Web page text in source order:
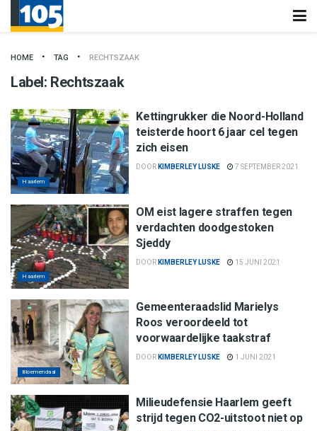
HOME TAG RECHTSZAAK
Label: Rechtszaak
Haarlem
Kettingrukker die Noord-Holland
teisterde hoort 6 jaar cel tegen
zich eisen
DOOR KIMBERLEY LUSKE 7 SEPTEMBER 2021
Haarlem
OM eist lagere straffen tegen
verdachten doodgestoken
Sjeddy
DOOR KIMBERLEY LUSKE 15 JUNI 2021
Bloemendaal
Gemeenteraadslid Marielys
Roos veroordeeld tot
voorwaardelijke taakstraf
DOOR KIMBERLEY LUSKE 1 JUNI 2021
Milieudefensie Haarlem geeft
strijd tegen CO2-uitstoot niet op